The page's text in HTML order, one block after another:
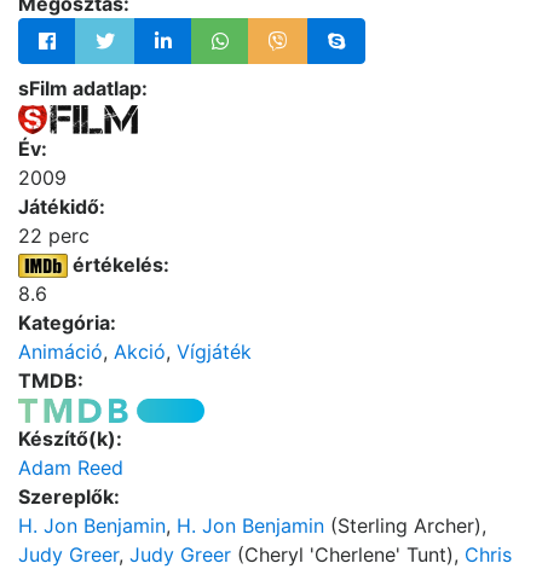
sFilm adatlap:
Év:
2009
Játékidő:
22 perc
értékelés:
8.6
Kategória:
Animáció, Akció, Vígjáték
TMDB:
Készítő(k):
Adam Reed
Szereplők:
H. Jon Benjamin, H. Jon Benjamin (Sterling Archer),
Judy Greer, Judy Greer (Cheryl 'Cherlene' Tunt), Chris